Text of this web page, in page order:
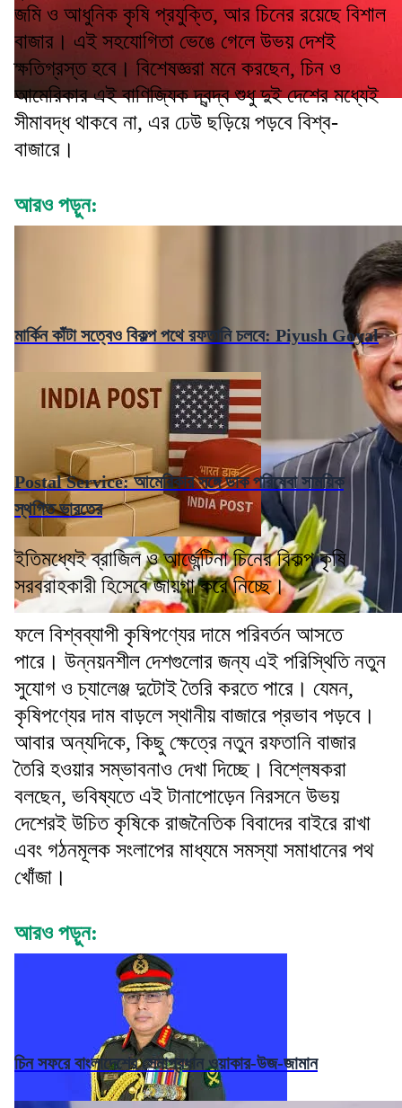
জমি ও আধুনিক কৃষি প্রযুক্তি, আর চিনের রয়েছে বিশাল
বাজার। এই সহযোগিতা ভেঙে গেলে উভয় দেশই
ক্ষতিগ্রস্ত হবে। বিশেষজ্ঞরা মনে করছেন, চিন ও
আমেরিকার এই বাণিজ্যিক দ্বন্দ্ব শুধু দুই দেশের মধ্যেই
সীমাবদ্ধ থাকবে না, এর ঢেউ ছড়িয়ে পড়বে বিশ্ব-
বাজারে।
আরও পড়ুন:
মার্কিন কাঁটা সত্বেও বিকল্প পথে রফতানি চলবে: Piyush Goyal
Postal Service: আমেরিকার সঙ্গে ডাক পরিষেবা সাময়িক
স্থগিত ভারতের
ইতিমধ্যেই ব্রাজিল ও আর্জেন্টিনা চিনের বিকল্প কৃষি
সরবরাহকারী হিসেবে জায়গা করে নিচ্ছে।
ফলে বিশ্বব্যাপী কৃষিপণ্যের দামে পরিবর্তন আসতে
পারে। উন্নয়নশীল দেশগুলোর জন্য এই পরিস্থিতি নতুন
সুযোগ ও চ্যালেঞ্জ দুটোই তৈরি করতে পারে। যেমন,
কৃষিপণ্যের দাম বাড়লে স্থানীয় বাজারে প্রভাব পড়বে।
আবার অন্যদিকে, কিছু ক্ষেত্রে নতুন রফতানি বাজার
তৈরি হওয়ার সম্ভাবনাও দেখা দিচ্ছে। বিশ্লেষকরা
বলছেন, ভবিষ্যতে এই টানাপোড়েন নিরসনে উভয়
দেশেরই উচিত কৃষিকে রাজনৈতিক বিবাদের বাইরে রাখা
এবং গঠনমূলক সংলাপের মাধ্যমে সমস্যা সমাধানের পথ
খোঁজা।
আরও পড়ুন:
চিন সফরে বাংলাদেশের সেনাপ্রধান ওয়াকার-উজ-জামান